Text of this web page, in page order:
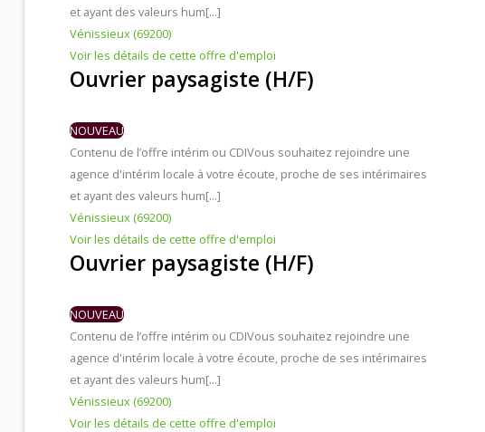
et ayant des valeurs hum[...]
Vénissieux (69200)
Voir les détails de cette offre d'emploi
Ouvrier paysagiste (H/F)
NOUVEAU
Contenu de l’offre intérim ou CDIVous souhaitez rejoindre une
agence d'intérim locale à votre écoute, proche de ses intérimaires
et ayant des valeurs hum[...]
Vénissieux (69200)
Voir les détails de cette offre d'emploi
Ouvrier paysagiste (H/F)
NOUVEAU
Contenu de l’offre intérim ou CDIVous souhaitez rejoindre une
agence d'intérim locale à votre écoute, proche de ses intérimaires
et ayant des valeurs hum[...]
Vénissieux (69200)
Voir les détails de cette offre d'emploi